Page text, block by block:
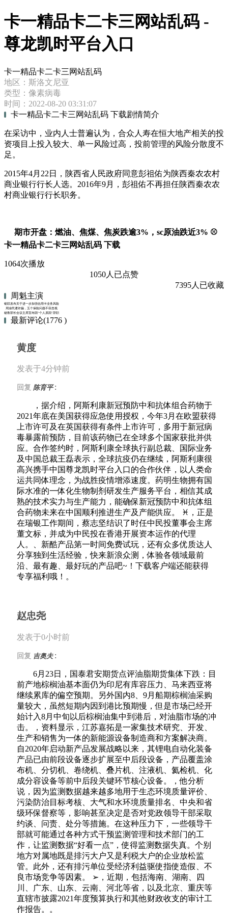
卡一精品卡二卡三网站乱码 -
尊龙凯时平台入口
卡一精品卡二卡三网站乱码
地区：斯洛文尼亚
类型：像素病毒
时间：2022-08-20 03:31:07
卡一精品卡二卡三网站乱码 下载剧情简介
在采访中，业内人士普遍认为，合众人寿在恒大地产相关的投
资项目上投入较大、单一风险过高，投前管理的风险分散度不
足。
2015年4月22日，陕西省人民政府同意彭祖佑为陕西秦农农村
商业银行行长人选。2016年9月，彭祖佑不再担任陕西秦农农
村商业银行行长职务。
期市开盘：燃油、焦煤、焦炭跌逾3%，sc原油跌近3% ⚾
卡一精品卡二卡三网站乱码 下载
1064次播放
1050人已点赞
7395人已收藏
周魁主演
银联发布关于进一步加强信用卡业务风险防控的工作通知
周渝民遭诈骗，五个保险问题不容忽视
秘鲁部长会议主席宣布因“个人原因”辞职
最新评论(1776 )
黄度
发表于4分钟前
回复 陈育平:
，据介绍，阿斯利康新冠预防中和抗体组合药物于
2021年底在美国获得应急使用授权，今年3月在欧盟获得
上市许可及在英国获得有条件上市许可，多用于新冠病
毒暴露前预防，目前该药物已在全球多个国家获批并供
应。合作签约时，阿斯利康全球执行副总裁、国际业务
及中国总裁王磊表示，全球抗疫仍在继续，阿斯利康很
高兴携手中国尊龙凯时平台入口的合作伙伴，以人类命
运共同体理念，为战胜疫情增添速度。药明生物拥有国
际水准的一体化生物制剂研发生产服务平台，相信其成
熟的技术实力与生产能力，能确保新冠预防中和抗体组
合药物未来在中国顺利推进生产及产能供应。 ♓，正是
在瑞银工作期间，蔡志坚结识了时任中民投董事会主席
董文标，并成为中民投在香港开展资本运作的代理
人。、新酷产品第一时间免费试玩，还有众多优质达人
分享独到生活经验，快来新浪众测，体验各领域最前
沿、最有趣、最好玩的产品吧~！下载客户端还能获得
专享福利哦！。
赵忠尧
发表于0小时前
回复 吉奥夫 :
6月23日，国泰君安期货点评油脂期货集体下跌：目
前产地棕榈油基本面仍为印尼有库容压力、马来西亚将
继续累库的偏空预期。另外国内8、9月船期棕榈油采购
量较大，虽然短期内因到港比预期慢，但是市场已经开
始计入8月中旬以后棕榈油集中到港后，对油脂市场的冲
击。，资料显示，江苏嘉拓是一家集技术研究、开发、
生产和销售为一体的新能源设备制造商和方案解决商。
自2020年启动新产品发展战略以来，其锂电自动化装备
产品已由前段设备逐步扩展至中后段设备，产品覆盖涂
布机、分切机、卷绕机、叠片机、注液机、氦检机、化
成分容设备等前中后段关键环节核心设备。，他分析
说，因为监测数据越来越多地用于生态环境质量评价、
污染防治目标考核、大气和水环境质量排名、中央和省
级环保督察等，影响甚至决定是否对党政领导干部采取
约谈、问责、处分等措施。在这种压力下，一些领导干
部就可能通过各种方式干预监测管理和技术部门的工
作，让监测数据“好看一点”，使得监测数据失真。个别
地方对属地既是排污大户又是利税大户的企业放松监
管。此外，还有排污单位受经济利益驱使指使造假、不
良市场竞争等因素。 ➢，近期，包括海南、湖南、四
川、广东、山东、云南、河北等省，以及北京、重庆等
直辖市披露2021年度预算执行和其他财政收支的审计工
作报告。。